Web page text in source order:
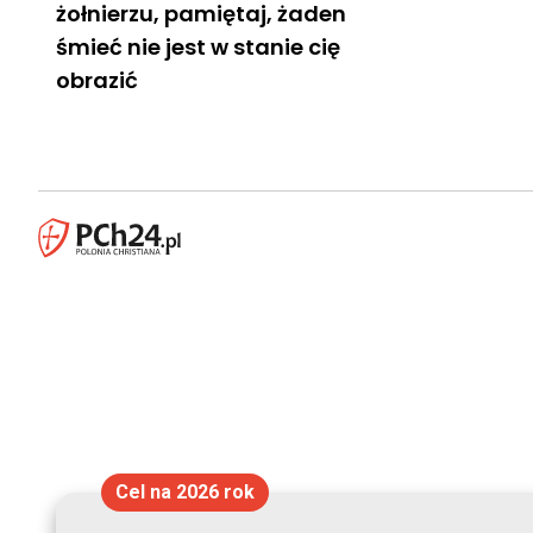
żołnierzu, pamiętaj, żaden
śmieć nie jest w stanie cię
obrazić
Cel na 2026 rok